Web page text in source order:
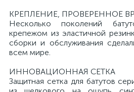
КРЕПЛЕНИЕ, ПРОВЕРЕННОЕ
Несколько поколений
крепежом из эластичной
сборки и обслуживания
всем мире.
ИННОВАЦИОННАЯ СЕТКА
Защитная сетка для батутов